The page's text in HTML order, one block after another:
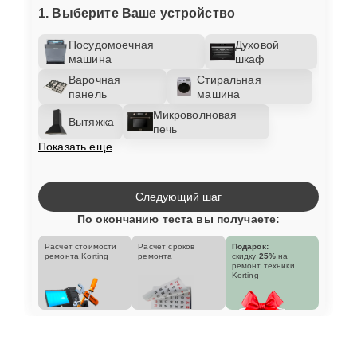
1. Выберите Ваше устройство
Посудомоечная
машина
Духовой
шкаф
Варочная
панель
Стиральная
машина
Вытяжка
Микроволновая
печь
Показать еще
Следующий шаг
По окончанию теста вы получаете:
Расчет стоимости
ремонта Korting
Расчет сроков
ремонта
Подарок:
скидку 25% на
ремонт техники
Korting